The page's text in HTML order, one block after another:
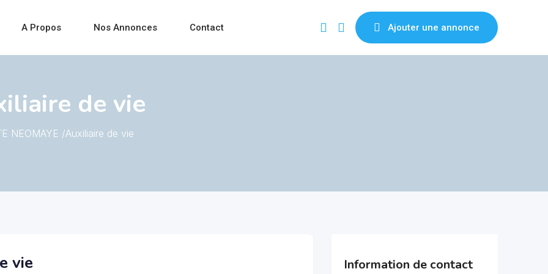
A Propos Nos Annonces Contact Ajouter une annonce
de vie
NEOMAYE /Auxiliaire de vie
vie Information de contact